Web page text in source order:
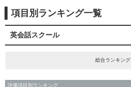
項目別ランキング一覧
英会話スクール
総合ランキング
評価項目別ランキング